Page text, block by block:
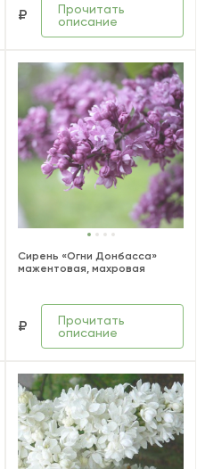
₽
Прочитать
описание
Сирень «Огни Донбасса»
мажентовая, махровая
₽
Прочитать
описание